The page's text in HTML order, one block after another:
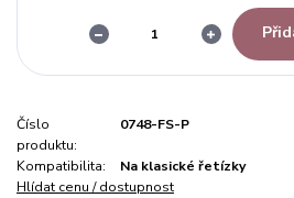
Číslo
produktu:
0748-FS-P
Kompatibilita:
Na klasické řetízky
Hlídat cenu / dostupnost